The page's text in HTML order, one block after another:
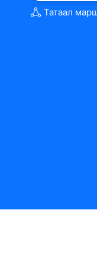
Татаал